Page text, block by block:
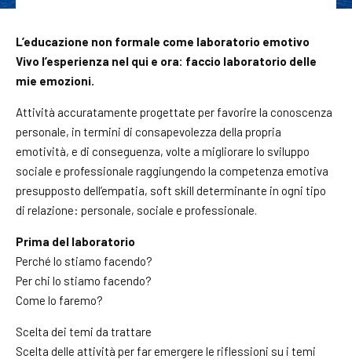
L’educazione non formale come laboratorio emotivo
Vivo l’esperienza nel qui e ora: faccio laboratorio delle
mie emozioni.
Attività accuratamente progettate per favorire la conoscenza
personale, in termini di consapevolezza della propria
emotività, e di conseguenza, volte a migliorare lo sviluppo
sociale e professionale raggiungendo la competenza emotiva
presupposto dell’empatia, soft skill determinante in ogni tipo
di relazione: personale, sociale e professionale.
Prima del laboratorio
Perché lo stiamo facendo?
Per chi lo stiamo facendo?
Come lo faremo?
Scelta dei temi da trattare
Scelta delle attività per far emergere le riflessioni su i temi